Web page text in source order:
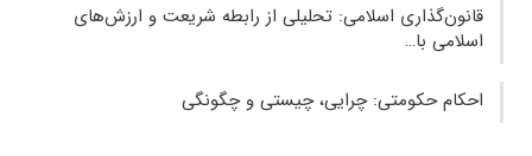
قانون‌گذاری اسلامی: تحلیلی از رابطه شریعت و ارزش‌های
اسلامی با…
احکام حکومتی: چرایی، چیستی و چگونگی